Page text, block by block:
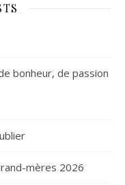
bonheur, de passion
mères 2026